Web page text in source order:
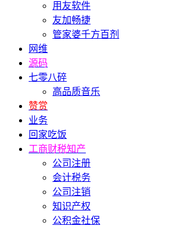
用友软件
友加畅捷
管家婆千方百剂
网维
源码
七零八碎
高品质音乐
赞赏
业务
回家吃饭
工商财税知产
公司注册
会计税务
公司注销
知识产权
公积金社保